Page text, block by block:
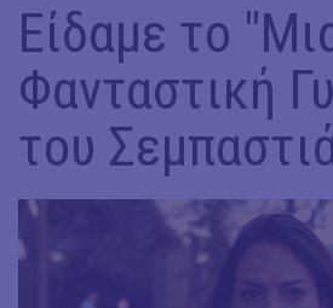
Είδαμε το
Φανταστική
του